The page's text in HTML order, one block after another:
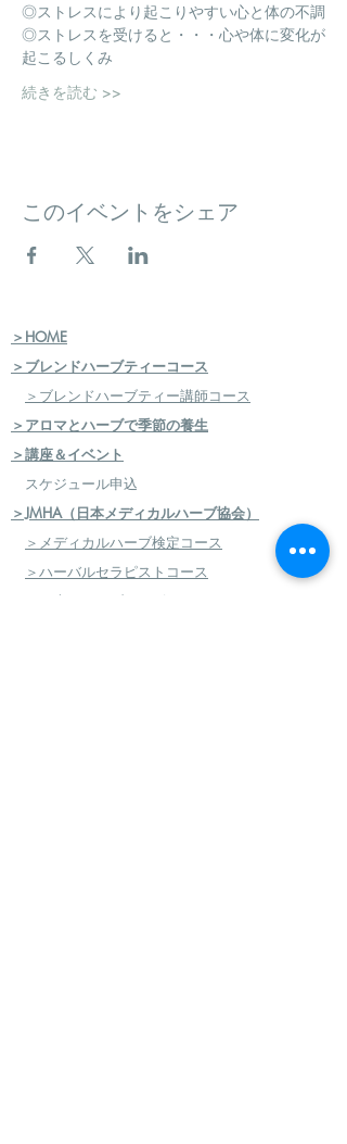
◎ストレスにより起こりやすい心と体の不調
◎ストレスを受けると・・・心や体に変化が
起こるしくみ
続きを読む >>
このイベントをシェア
＞HOME
＞ブレンドハーブティーコース
＞ブレンドハーブティー講師コース
＞アロマとハーブで季節の養生
＞講座＆イベント
スケジュール申込
＞JMHA（日本メディカルハーブ協会）
＞メディカルハーブ検定コース
＞ハーバルセラピストコース
＞日本のハーブセラピストコース